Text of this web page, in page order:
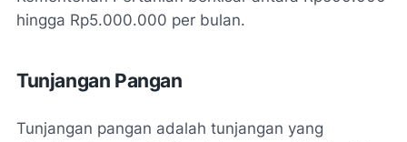
hingga Rp5.000.000 per bulan.
Tunjangan Pangan
Tunjangan pangan adalah tunjangan yang